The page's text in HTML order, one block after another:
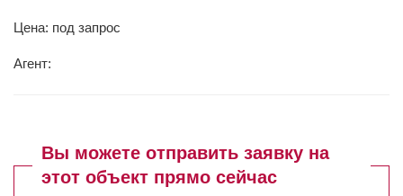
Цена: под запрос
Агент:
Вы можете отправить заявку на
этот объект прямо сейчас